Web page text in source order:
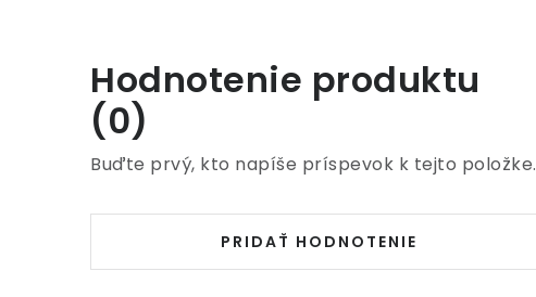
Hodnotenie produktu
(0)
Buďte prvý, kto napíše príspevok k tejto položke.
PRIDAŤ HODNOTENIE